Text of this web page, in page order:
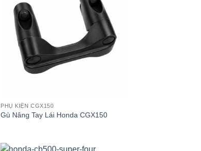
PHỤ KIỆN CGX150
Gù Nâng Tay Lái Honda CGX150